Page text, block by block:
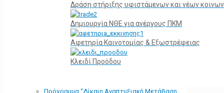
Δράση στήριξης υφιστάμενων και νέων
Δημιουργία ΝΘΕ για ανέργους ΠΚΜ
Αφετηρία Kαινοτομίας & Εξωστρέφειας
Κλειδί Προόδου
Πρόγραμμα “Δίκαιη Αναπτυξιακή Μετάβαση